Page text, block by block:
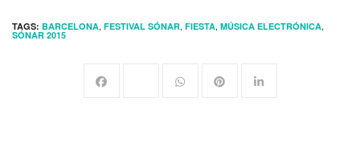
TAGS: BARCELONA, FESTIVAL SÓNAR, FIESTA, MÚSICA ELECTRÓNICA,
SÓNAR 2015